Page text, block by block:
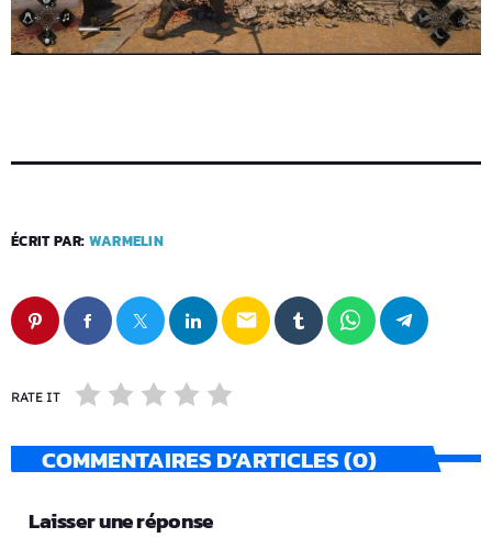
ÉCRIT PAR: WARMELIN
email
RATE IT
COMMENTAIRES D’ARTICLES (0)
Laisser une réponse